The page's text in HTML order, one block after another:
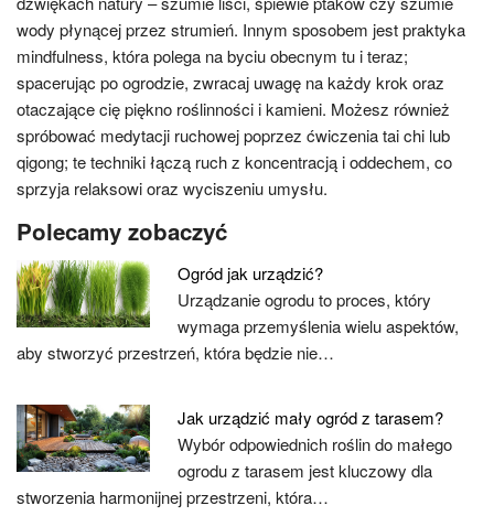
wody płynącej przez strumień. Innym sposobem jest praktyka
mindfulness, która polega na byciu obecnym tu i teraz;
spacerując po ogrodzie, zwracaj uwagę na każdy krok oraz
otaczające cię piękno roślinności i kamieni. Możesz również
spróbować medytacji ruchowej poprzez ćwiczenia tai chi lub
qigong; te techniki łączą ruch z koncentracją i oddechem, co
sprzyja relaksowi oraz wyciszeniu umysłu.
Polecamy zobaczyć
Ogród jak urządzić?
Urządzanie ogrodu to proces, który
wymaga przemyślenia wielu aspektów,
aby stworzyć przestrzeń, która będzie nie…
Jak urządzić mały ogród z tarasem?
Wybór odpowiednich roślin do małego
ogrodu z tarasem jest kluczowy dla
stworzenia harmonijnej przestrzeni, która…